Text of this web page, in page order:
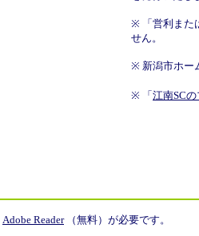
※
「営利ま
せん。
※ 新潟市ホー
※ 「江南SC
Adobe Reader（無料）が必要です。